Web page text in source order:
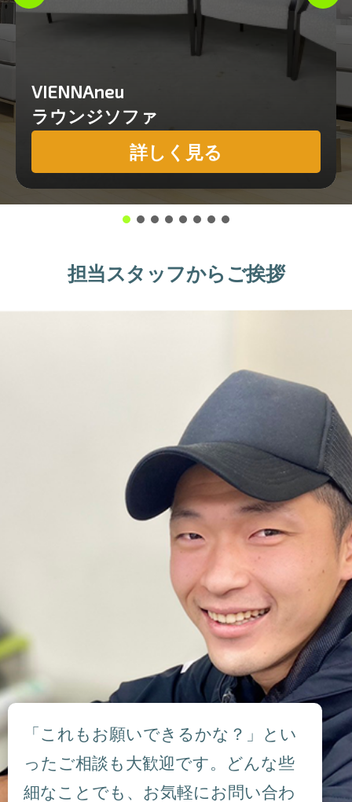
VIENNAneu
ラウンジソファ
詳しく見る
担当スタッフからご挨拶
「これもお願いできるかな？」とい
ったご相談も大歓迎です。どんな些
細なことでも、お気軽にお問い合わ